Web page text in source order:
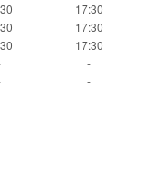
17:30
17:30
17:30
-
-